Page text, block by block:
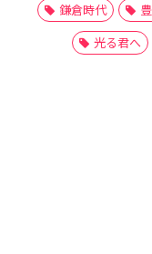
鎌倉時代
光る君へ